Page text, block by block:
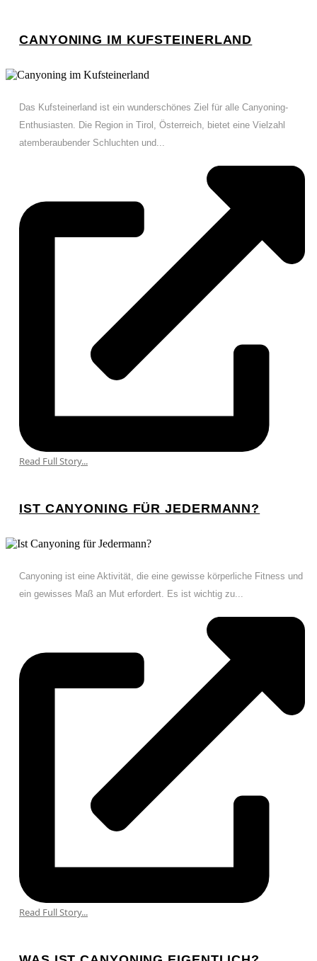
CANYONING IM KUFSTEINERLAND
Das Kufsteinerland ist ein wunderschönes Ziel für alle Canyoning-
Enthusiasten. Die Region in Tirol, Österreich, bietet eine Vielzahl
atemberaubender Schluchten und...
Read Full Story...
IST CANYONING FÜR JEDERMANN?
Canyoning ist eine Aktivität, die eine gewisse körperliche Fitness und
ein gewisses Maß an Mut erfordert. Es ist wichtig zu...
Read Full Story...